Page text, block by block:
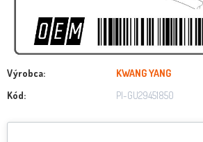
Výrobca:
KWANG YANG
Kód:
PI-GU29451850